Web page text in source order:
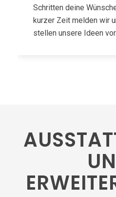
Schritten deine
kurzer Zeit melden wir
stellen unsere Ideen vor.